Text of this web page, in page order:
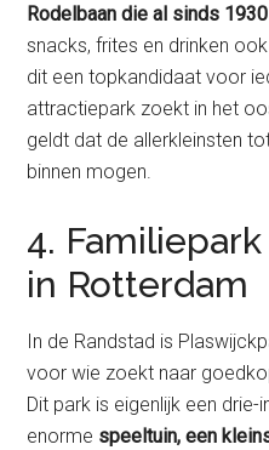
Rodelbaan die al sinds
snacks, frites en drinken
dit een topkandidaat voor
attractiepark zoekt in het
geldt dat de allerkleinsten
binnen mogen.
4.
in Rotterdam
In de Randstad is
voor wie zoekt naar
Dit park is eigenlijk een
enorme speeltuin, een